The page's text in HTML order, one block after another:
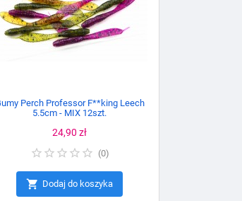
Perch Professor F**king Leech
5.5cm - MIX 12szt.
Cena
24,90 zł
(0)
 Dodaj do koszyka